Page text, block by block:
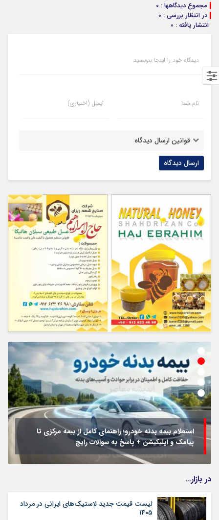
مجموع دیدگاهها : 0
در انتظار بررسی : 0
انتشار یافته : 0
دیدگاه خود را اینجا بنویسید
نام شما ایمیل (اختیاری)
قوانین ارسال دیدگاه
استعلام بیمه بدنه خودرو؛ راهنمای کامل از بیمه مرکزی تا
پیامک و اپلیکیشن + پاسخ به سوالات رایج
در بازار…
لیست قیمت جدید لاستیک‌های ایرانی در مرداد
۱۴۰۵